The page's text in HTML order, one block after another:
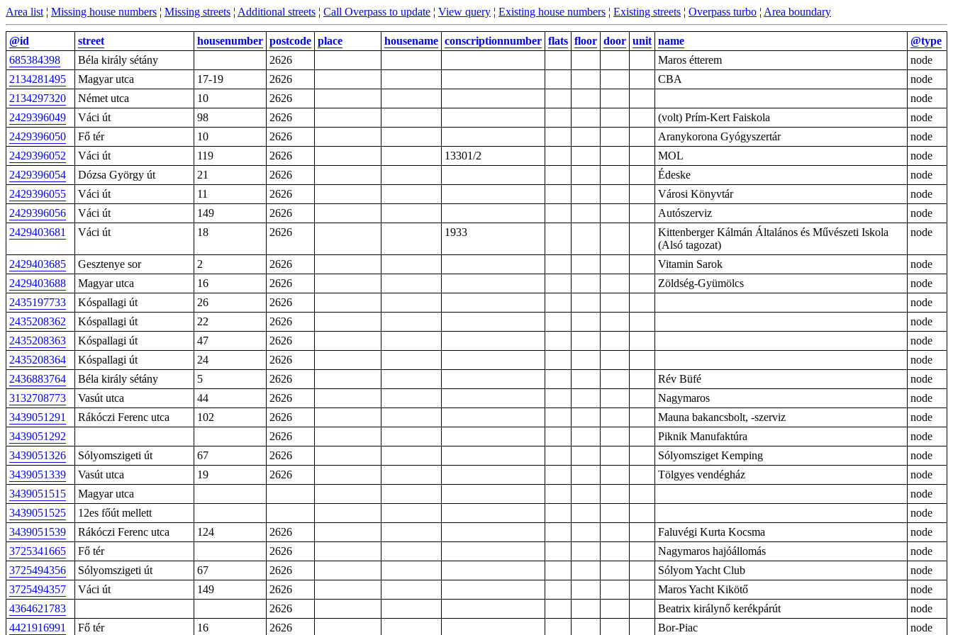
Area list ¦ Missing house numbers ¦ Missing streets ¦ Additional streets ¦ Call Overpass to update ¦ View query ¦ Existing house numbers ¦ Existing streets ¦ Overpass turbo ¦ Area boundary
@id street housenumber postcode place housename conscriptionnumber flats floor door unit name
@type
685384398
Béla király sétány 2626 Maros étterem
node
2134281495
Magyar utca 17-19 2626 CBA
node
2134297320
Német utca 10 2626
node
2429396049
Váci út 98 2626 (volt) Prím-Kert Faiskola
node
2429396050
Fő tér 10 2626 Aranykorona Gyógyszertár
node
2429396052
Váci út 119 2626 13301/2 MOL
node
2429396054
Dózsa György út 21 2626 Édeske
node
2429396055
Váci út 11 2626 Városi Könyvtár
node
2429396056
Váci út 149 2626 Autószerviz
node
2429403681
Váci út 18 2626 1933
Kittenberger Kálmán Általános és Művészeti Iskola
(Alsó tagozat)
node
2429403685 Gesztenye sor 2 2626 Vitamin Sarok
node
2429403688
Magyar utca 16 2626 Zöldség-Gyümölcs
node
2435197733
Kóspallagi út 26 2626
node
2435208362
Kóspallagi út 22 2626
node
2435208363
Kóspallagi út 47 2626
node
2435208364
Kóspallagi út 24 2626
node
2436883764
Béla király sétány 5 2626 Rév Büfé
node
3132708773
Vasút utca 44 2626 Nagymaros
node
3439051291
Rákóczi Ferenc utca 102 2626 Mauna bakancsbolt, -szerviz
node
3439051292
2626 Piknik Manufaktúra
node
3439051326
Sólyomszigeti út 67 2626 Sólyomsziget Kemping
node
3439051339
Vasút utca 19 2626 Tölgyes vendégház
node
3439051515
Magyar utca
node
3439051525
12es főút mellett
node
3439051539
Rákóczi Ferenc utca 124 2626 Faluvégi Kurta Kocsma
node
3725341665
Fő tér 2626 Nagymaros hajóállomás
node
3725494356
Sólyomszigeti út 67 2626 Sólyom Yacht Club
node
3725494357
Váci út 149 2626 Maros Yacht Kikötő
node
4364621783
2626 Beatrix királynő kerékpárút
node
4421916991
Fő tér 16 2626 Bor-Piac node